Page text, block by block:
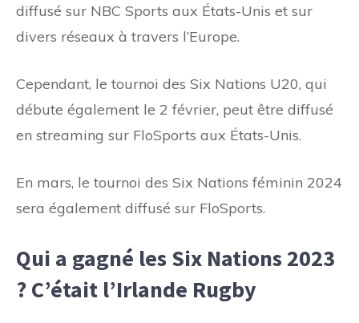
diffusé sur NBC Sports aux États-Unis et sur
divers réseaux à travers l’Europe.
Cependant, le tournoi des Six Nations U20, qui
débute également le 2 février, peut être diffusé
en streaming sur FloSports aux États-Unis.
En mars, le tournoi des Six Nations féminin 2024
sera également diffusé sur FloSports.
Qui a gagné les Six Nations 2023
? C’était l’Irlande Rugby